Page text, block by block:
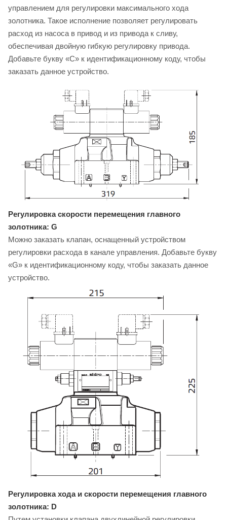
управлением для регулировки максимального хода
золотника. Такое исполнение позволяет регулировать
расход из насоса в привод и из привода к сливу,
обеспечивая двойную гибкую регулировку привода.
Добавьте букву «C» к идентификационному коду, чтобы
заказать данное устройство.
Регулировка скорости перемещения главного
золотника: G
Можно заказать клапан, оснащенный устройством
регулировки расхода в канале управления. Добавьте букву
«G» к идентификационному коду, чтобы заказать данное
устройство.
Регулировка хода и скорости перемещения главного
золотника: D